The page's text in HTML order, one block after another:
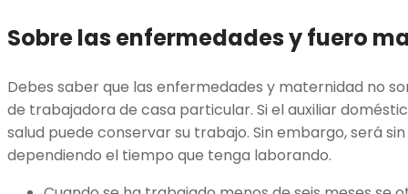
Sobre las enfermedades y fuero
Debes saber que las enfermedades y maternidad no
de trabajadora de casa particular. Si el auxiliar
salud puede conservar su trabajo. Sin embargo, será
dependiendo el tiempo que tenga laborando.